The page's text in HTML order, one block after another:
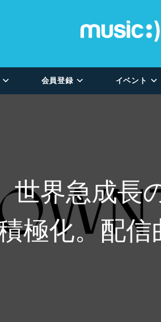
会員登録 イベント
世界急成長
極化。配